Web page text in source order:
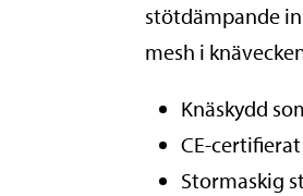
stötdämpande
mesh i
Knäskydd
CE-
Stormaskig